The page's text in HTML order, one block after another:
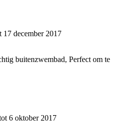
december 2017
buitenzwembad, Perfect om te
6 oktober 2017